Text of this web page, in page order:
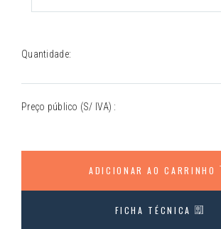
Quantidade:
Preço público (S/ IVA) :
ADICIONAR AO CARRINHO
FICHA TÉCNICA